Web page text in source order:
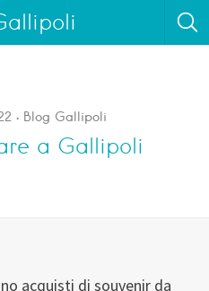
Blog Gallipoli
a Gallipoli
acquisti di souvenir da